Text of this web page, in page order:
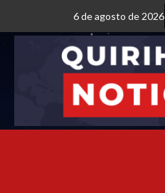
6 de agosto de 2026